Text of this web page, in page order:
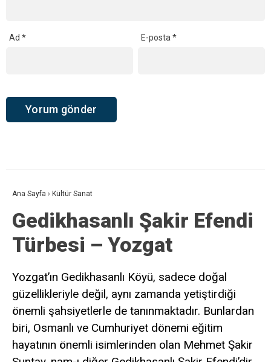
Ad * E-posta*
Ana Sayfa › Kültür Sanat
Gedikhasanlı Şakir Efendi
Türbesi – Yozgat
Yozgat’ın Gedikhasanlı Köyü, sadece doğal
güzellikleriyle değil, aynı zamanda yetiştirdiği
önemli şahsiyetlerle de tanınmaktadır. Bunlardan
biri, Osmanlı ve Cumhuriyet dönemi eğitim
hayatının önemli isimlerinden olan Mehmet Şakir